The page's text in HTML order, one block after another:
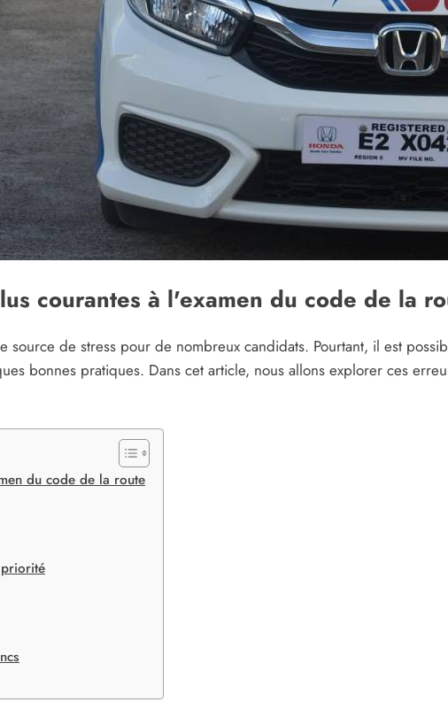
courantes à l'examen du code de la
source de stress pour de nombreux candidats. Pourtant, il est
bonnes pratiques. Dans cet article, nous allons explorer ces
du code de la route